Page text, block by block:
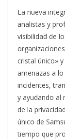
La nueva
analistas y
visibilidad de
cristal único»
amenazas a
incidentes,
y ayudando al
de la
único de
tiempo que